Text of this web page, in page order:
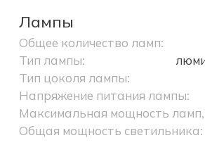
Лампы
Общее количество ламп:
Тип лампы:
Тип цоколя лампы:
Напряжение питания лампы:
Максимальная мощность
Общая мощность светильника: